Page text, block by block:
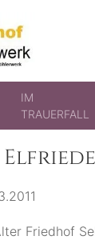
von Böhlerwerk
IM
TRAUERFALL
Friedhof